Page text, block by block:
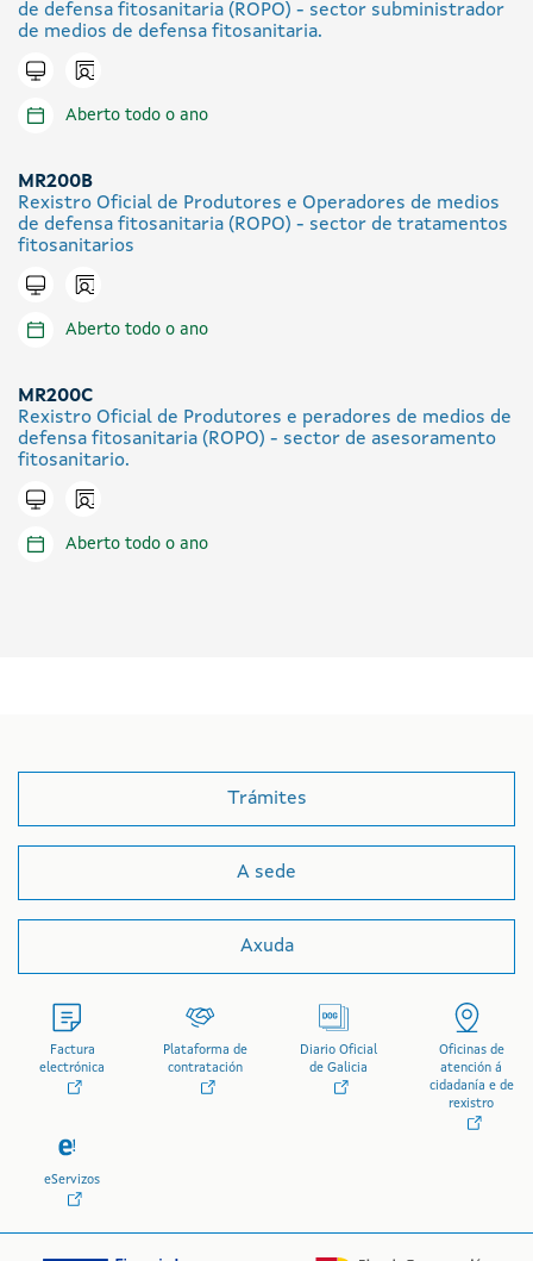
de defensa fitosanitaria (ROPO) - sector subministrador
de medios de defensa fitosanitaria.
Tramitar en liña
Icono presencial
Aberto todo o ano
MR200B
Rexistro Oficial de Produtores e Operadores de medios
de defensa fitosanitaria (ROPO) - sector de tratamentos
fitosanitarios
Tramitar en liña
Icono presencial
Aberto todo o ano
MR200C
Rexistro Oficial de Produtores e peradores de medios de
defensa fitosanitaria (ROPO) - sector de asesoramento
fitosanitario.
Tramitar en liña
Icono presencial
Aberto todo o ano
Trámites
A sede
Axuda
Factura
electrónica
Plataforma de
contratación
Diario Oficial
de Galicia
Oficinas de
atención á
cidadanía e de
rexistro
eServizos